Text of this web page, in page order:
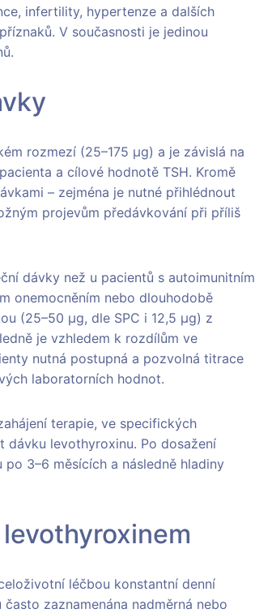
infertility, hypertenze a dalších
V současnosti je jedinou
rozmezí (25–175 μg) a je závislá na
a cílové hodnotě TSH. Kromě
– zejména je nutné přihlédnout
projevům předávkování při příliš
dávky než u pacientů s autoimunitním
onemocněním nebo dlouhodobě
(25–50 μg, dle SPC i 12,5 μg) z
je vzhledem k rozdílům ve
nutná postupná a pozvolná titrace
laboratorních hodnot.
terapie, ve specifických
levothyroxinu. Po dosažení
3–6 měsících a následně hladiny
léčbou konstantní denní
zaznamenána nadměrná nebo